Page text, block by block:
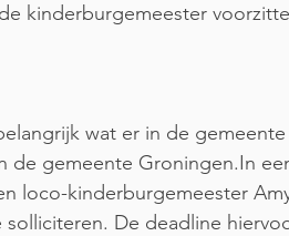
kinderburgemeester
wat er in de gemeente
de gemeente Groningen.In
loco-kinderburgemeester
De deadline